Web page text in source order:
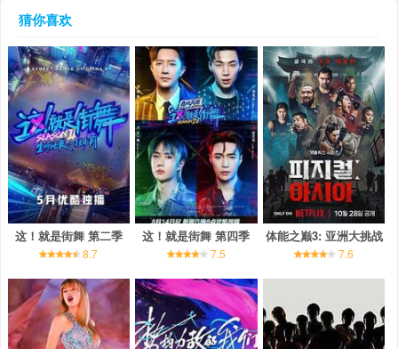
猜你喜欢
这！就是街舞 第二季
8.7
这！就是街舞 第四季
7.5
体能之巅3: 亚洲大挑战
7.6